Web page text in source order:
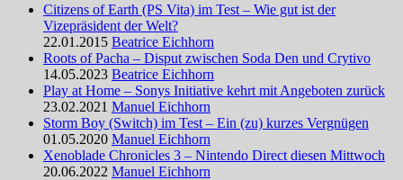
Citizens of Earth (PS Vita) im Test – Wie gut ist der
Vizepräsident der Welt?
22.01.2015 Beatrice Eichhorn
Roots of Pacha – Disput zwischen Soda Den und Crytivo
14.05.2023 Beatrice Eichhorn
Play at Home – Sonys Initiative kehrt mit Angeboten zurück
23.02.2021 Manuel Eichhorn
Storm Boy (Switch) im Test – Ein (zu) kurzes Vergnügen
01.05.2020 Manuel Eichhorn
Xenoblade Chronicles 3 – Nintendo Direct diesen Mittwoch
20.06.2022 Manuel Eichhorn